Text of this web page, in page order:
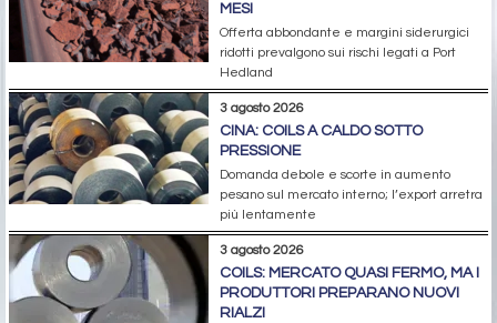
MESI
Offerta abbondante e margini siderurgici
ridotti prevalgono sui rischi legati a Port
Hedland
3 agosto 2026
CINA: COILS A CALDO SOTTO
PRESSIONE
Domanda debole e scorte in aumento
pesano sul mercato interno; l’export arretra
più lentamente
3 agosto 2026
COILS: MERCATO QUASI FERMO, MA I
PRODUTTORI PREPARANO NUOVI
RIALZI